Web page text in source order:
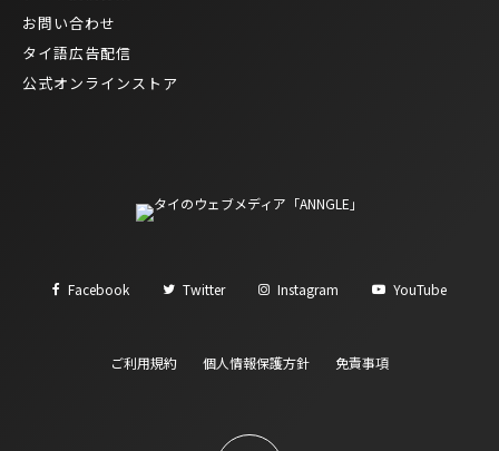
お問い合わせ
タイ語広告配信
公式オンラインストア
Facebook Twitter Instagram YouTube
ご利用規約 個人情報保護方針 免責事項